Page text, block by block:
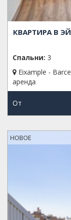
КВАРТИРА В
Спальни: 3
Eixample -
аренда
От
НОВОЕ